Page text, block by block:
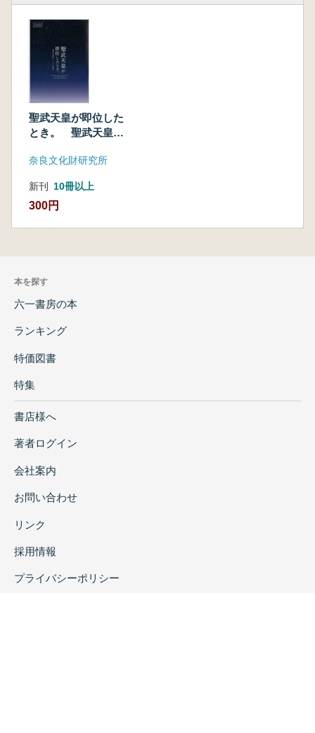
聖武天皇が即位した
とき。 聖武天皇即
奈良文化財研究所
新刊 10冊以上
300円
本を探す
六一書房の本
ランキング
特価図書
特集
書店様へ
著者ログイン
会社案内
お問い合わせ
リンク
採用情報
プライバシーポリシー